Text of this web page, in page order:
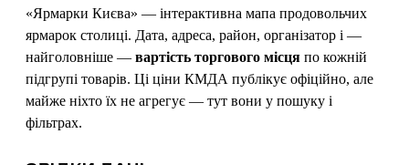
«Ярмарки Києва» — інтерактивна мапа продовольчих
ярмарок столиці. Дата, адреса, район, організатор і —
найголовніше — вартість торгового місця по кожній
підгрупі товарів. Ці ціни КМДА публікує офіційно, але
майже ніхто їх не агрегує — тут вони у пошуку і
фільтрах.